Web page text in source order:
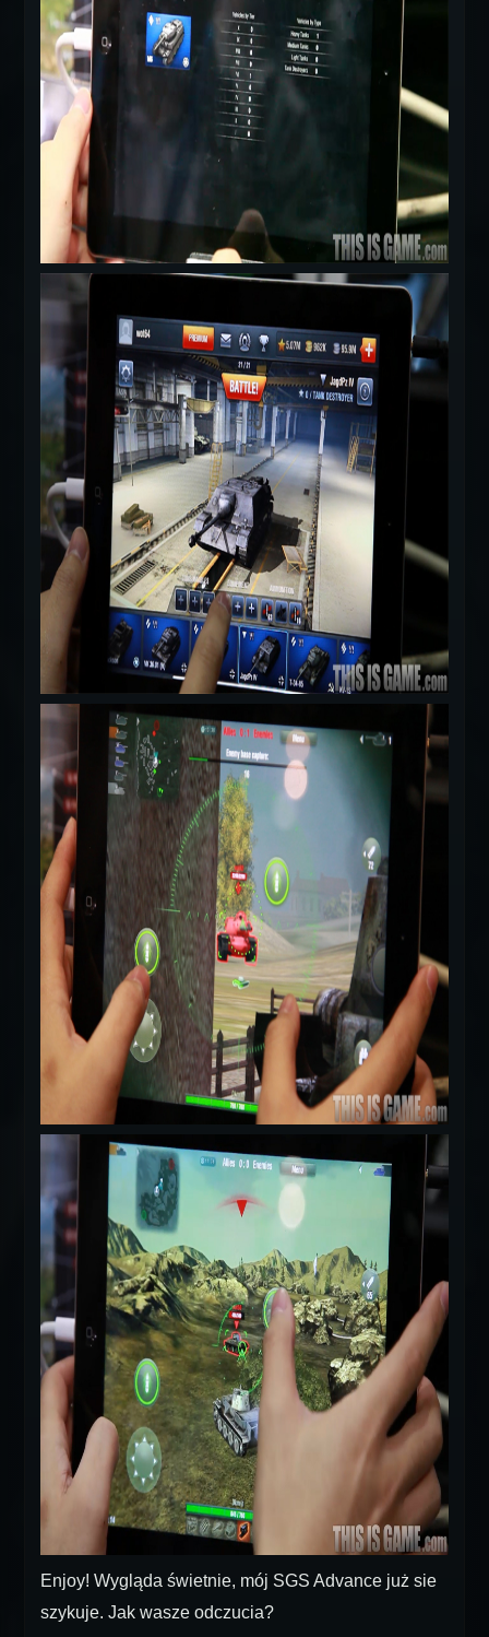
Enjoy! Wygląda świetnie, mój SGS Advance już sie
szykuje. Jak wasze odczucia?